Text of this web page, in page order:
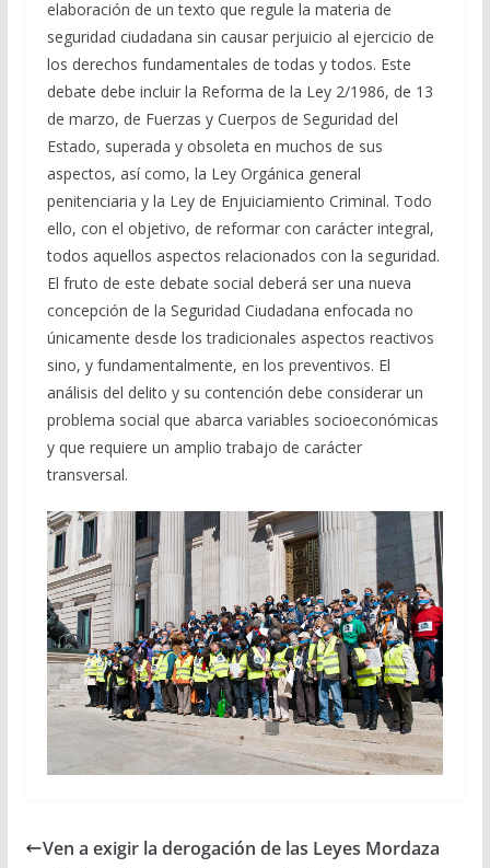
elaboración de un texto que regule la materia de
seguridad ciudadana sin causar perjuicio al ejercicio de
los derechos fundamentales de todas y todos. Este
debate debe incluir la Reforma de la Ley 2/1986, de 13
de marzo, de Fuerzas y Cuerpos de Seguridad del
Estado, superada y obsoleta en muchos de sus
aspectos, así como, la Ley Orgánica general
penitenciaria y la Ley de Enjuiciamiento Criminal. Todo
ello, con el objetivo, de reformar con carácter integral,
todos aquellos aspectos relacionados con la seguridad.
El fruto de este debate social deberá ser una nueva
concepción de la Seguridad Ciudadana enfocada no
únicamente desde los tradicionales aspectos reactivos
sino, y fundamentalmente, en los preventivos. El
análisis del delito y su contención debe considerar un
problema social que abarca variables socioeconómicas
y que requiere un amplio trabajo de carácter
transversal.
Ven a exigir la derogación de las Leyes Mordaza